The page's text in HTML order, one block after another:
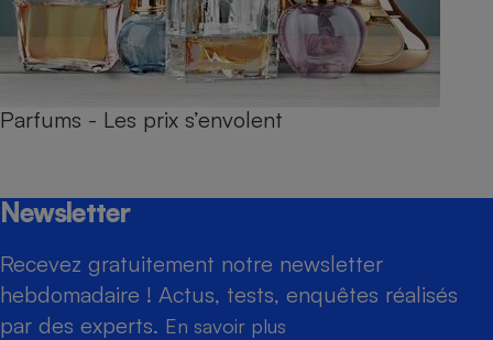
Parfums - Les prix s’envolent
Newsletter
Recevez gratuitement notre newsletter
hebdomadaire ! Actus, tests, enquêtes réalisés
par des experts. En savoir plus